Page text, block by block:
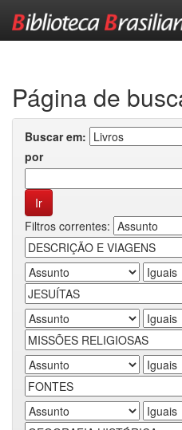
Página de
Buscar em:
por
Filtros correntes: